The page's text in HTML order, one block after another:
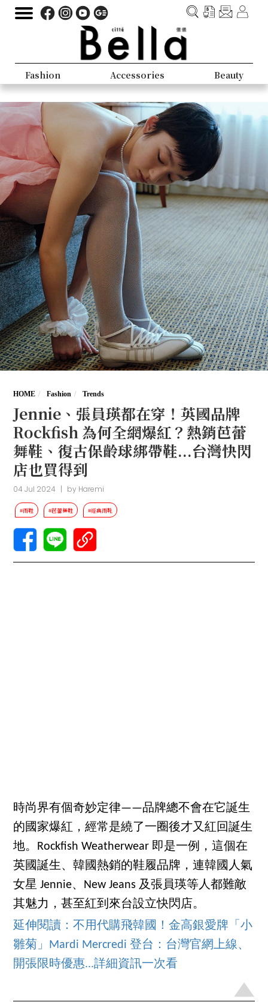
Fashion Accessories Beauty
HOME Fashion Trends
Jennie、張員瑛都在穿！英國品牌
Rockfish 為何全網爆紅？熱銷芭蕾
舞鞋、復古保齡球綁帶鞋...台灣快閃
店也買得到
04 Jul 2024 | by Haremi
#雨鞋 #芭蕾舞鞋 #經典雨靴
時尚界有個奇妙定律——品牌總不會在它誕生
的國家爆紅，經常是繞了一圈後才又紅回誕生
地。Rockfish Weatherwear 即是一例，這個在
英國誕生、韓國熱銷的鞋履品牌，連韓國人氣
女星 Jennie、New Jeans 及張員瑛等人都難敵
其魅力，甚至紅到來台設立快閃店。
延伸閱讀：不用代購飛韓國！金高銀愛牌「小
雛菊」Mardi Mercredi 登台：台灣官網上線、
開張限時優惠...詳細資訊一次看